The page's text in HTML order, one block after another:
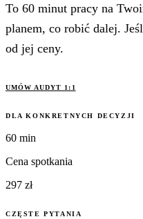
To 60 minut pracy na
planem, co robić dalej.
od jej ceny.
UMÓW AUDYT 1:1
DLA KONKRETNYCH DECYZJI
60 min
Cena spotkania
297 zł
CZĘSTE PYTANIA